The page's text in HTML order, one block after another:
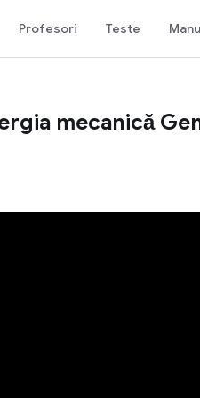
Profesori Teste
mecanică